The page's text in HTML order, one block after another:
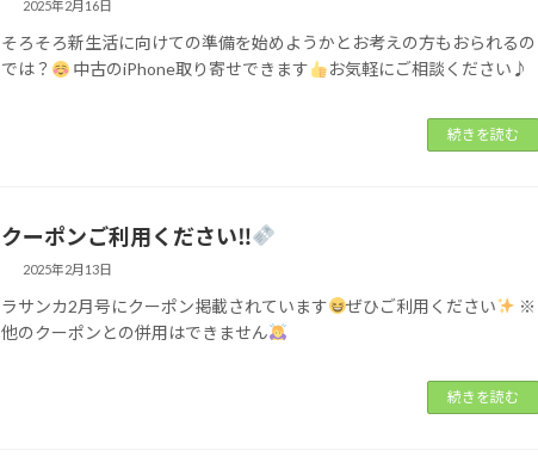
2025年2月16日
そろそろ新生活に向けての準備を始めようかとお考えの方もおられるの
では？
中古のiPhone取り寄せできます お気軽にご相談ください♪
続きを読む
クーポンご利用ください‼︎
2025年2月13日
ラサンカ2月号にクーポン掲載されています ぜひご利用ください
※
他のクーポンとの併用はできません
続きを読む